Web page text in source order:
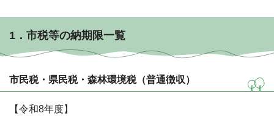
1．市税等の納期限一覧
市民税・県民税・森林環境税（普通徴収）
【令和8年度】